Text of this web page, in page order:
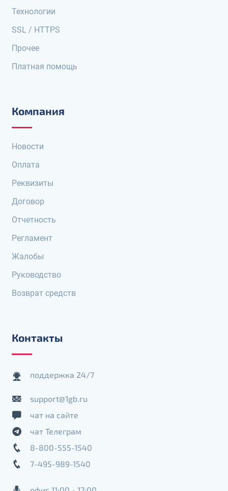
Технологии
SSL / HTTPS
Прочее
Платная помощь
Компания
Новости
Оплата
Реквизиты
Договор
Отчетность
Регламент
Жалобы
Руководство
Возврат средств
Контакты
поддержка 24/7
support@1gb.ru
чат на сайте
чат Телеграм
8-800-555-1540
7-495-989-1540